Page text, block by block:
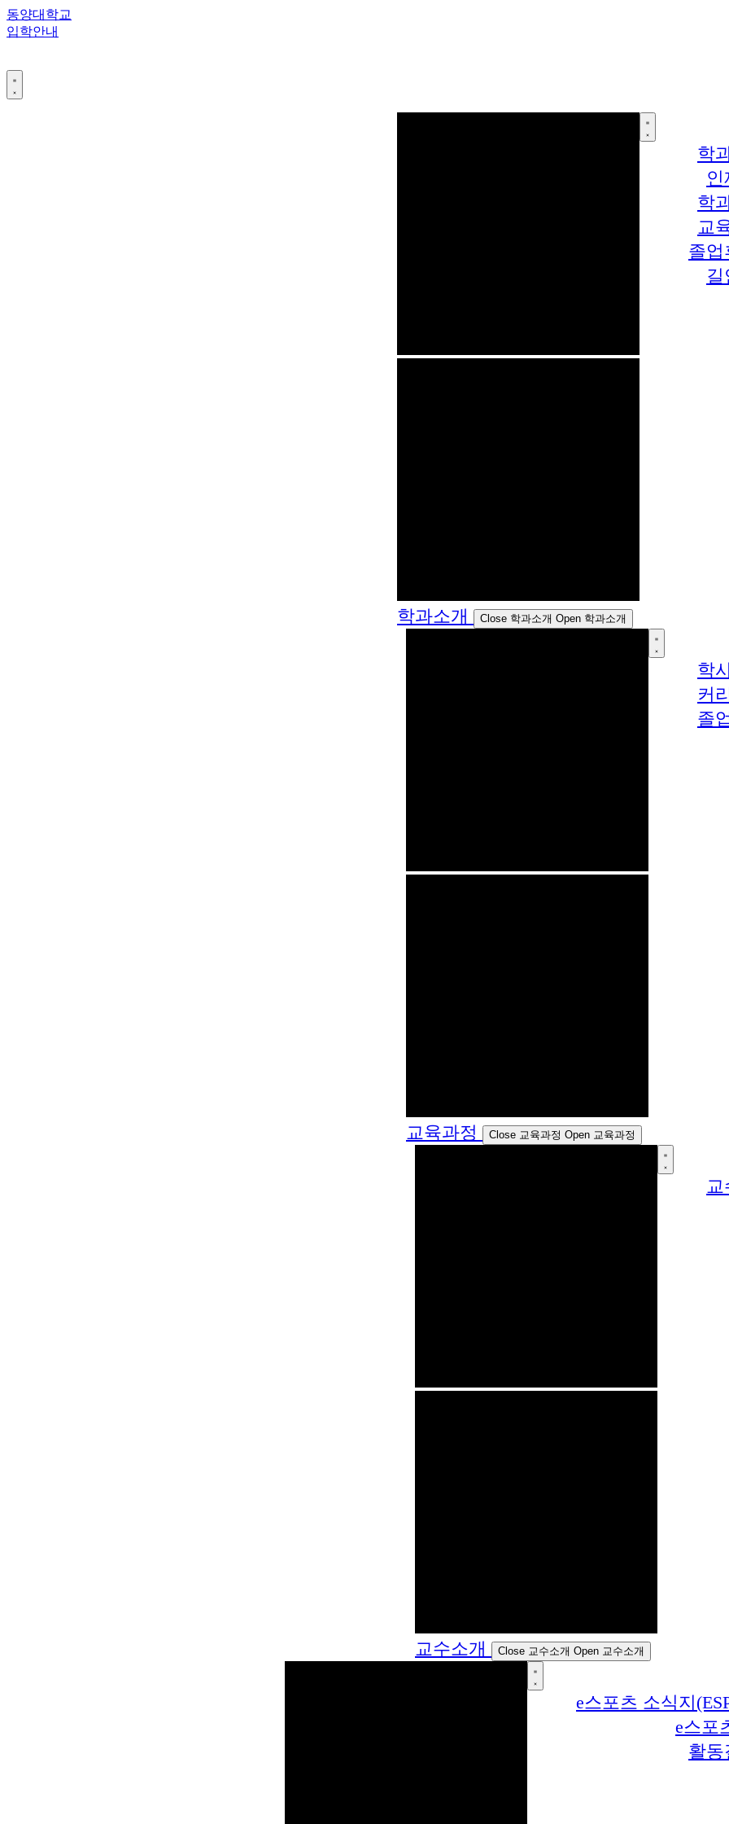
콘
텐
건
너
동양대학교
입학안내
학과소개 Close 학과소개 Open 학과소개
학
인
학
교
졸업
길
교육과정 Close 교육과정 Open 교육과정
학
커
졸
교수소개 Close 교수소개 Open 교수소개
교
e스포츠 소식지
e스포
활동